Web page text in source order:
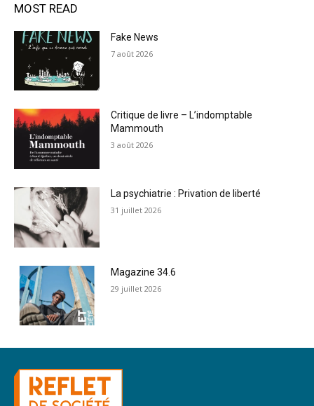
MOST READ
Fake News
7 août 2026
Critique de livre – L’indomptable
Mammouth
3 août 2026
La psychiatrie : Privation de liberté
31 juillet 2026
Magazine 34.6
29 juillet 2026